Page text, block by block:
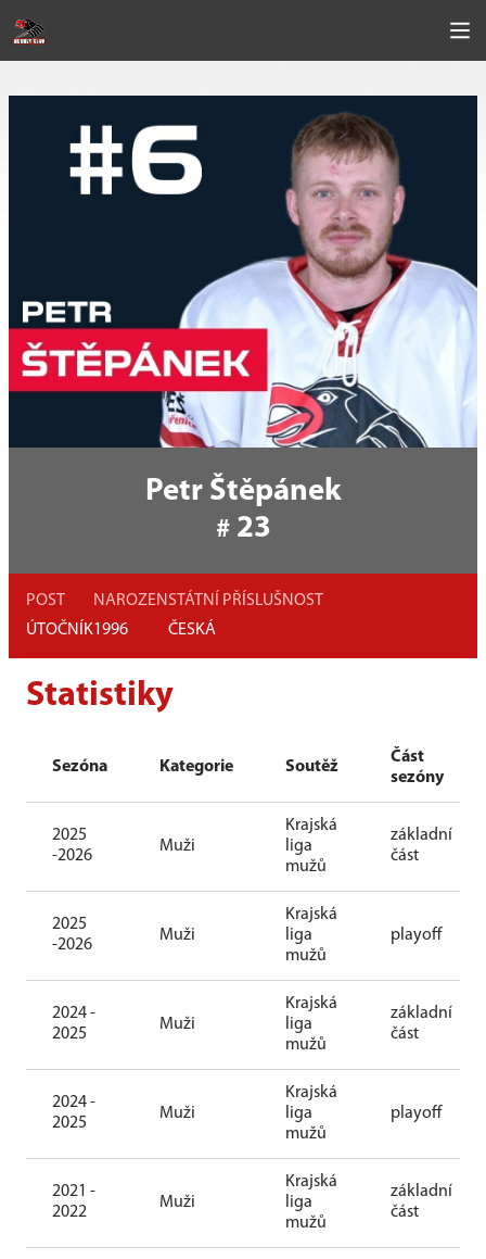
Petr Štěpánek
# 23
POST
ÚTOČNÍK
NAROZEN
1996
STÁTNÍ PŘÍSLUŠNOST
ČESKÁ
Statistiky
Sezóna Kategorie Soutěž
Část
sezóny
2025
-2026
Muži
Krajská
liga
mužů
základní
část
2025
-2026
Muži
Krajská
liga
mužů
playoff
2024 -
2025
Muži
Krajská
liga
mužů
základní
část
2024 -
2025
Muži
Krajská
liga
mužů
playoff
2021 -
2022
Muži
Krajská
liga
mužů
základní
část